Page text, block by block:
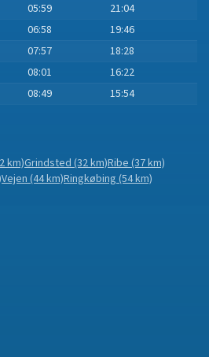
05:59
21:04
06:58
19:46
07:57
18:28
08:01
16:22
08:49 15:54
km)Grindsted(32 km)Ribe(37 km)
Vejen(44 km)Ringkøbing(54 km)